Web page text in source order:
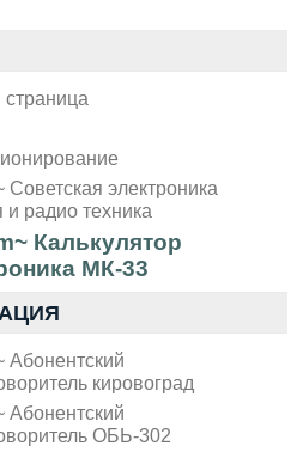
страница
Советская электроника
и радио техника
Калькулятор
МК-33
Абонентский
кировоград
Абонентский
ОБЬ-302